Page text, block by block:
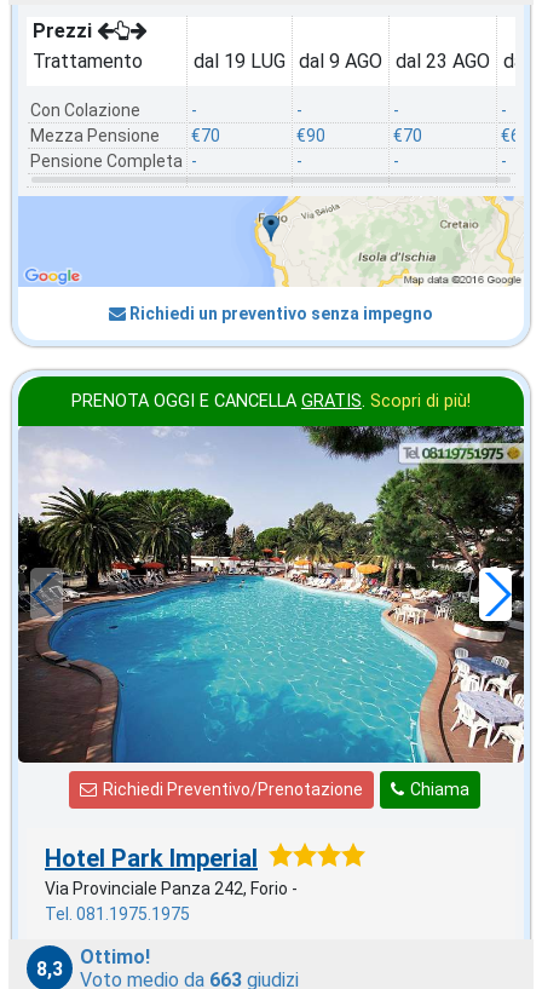
Prezzi
Trattamento
Con Colazione
Mezza Pensione
Pensione Completa
dal 19 LUG
-
€70
-
dal 9 AGO
-
€90
-
dal 23 AGO
-
€70
-
dal
-
€60
-
Richiedi un preventivo senza impegno
PRENOTA OGGI E CANCELLA GRATIS. Scopri di più!
agosto
in offerta da
€56,00
a notte
Chiama
Richiedi Preventivo/Prenotazione
Hotel Park Imperial
Via Provinciale Panza 242, Forio -
Tel. 081.1975.1975
8,3
Ottimo!
Voto medio da 663 giudizi